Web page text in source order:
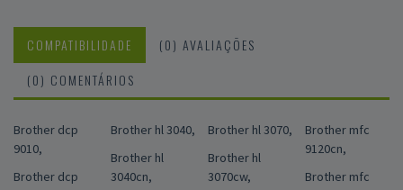
COMPATIBILIDADE
(0) AVALIAÇÕES
(0) COMENTÁRIOS
Brother dcp
9010,
Brother dcp
Brother hl 3040,
Brother hl
3040cn,
Brother hl 3070,
Brother hl
3070cw,
Brother mfc
9120cn,
Brother mfc